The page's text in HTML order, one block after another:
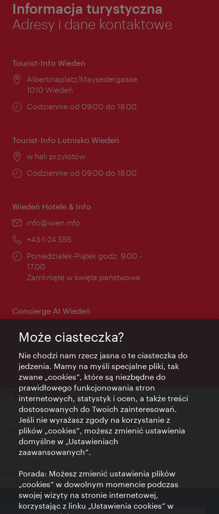
Informacja turystyczna
Adresy i dane kontaktowe
Tourist-Info Wiedeń
Miejsce:
Albertinaplatz/Maysedergasse
1010 Wiedeń
Godziny
Codziennie od 09.00 do 18.00
Tourist-Info Lotnisko Wiedeń
Miejsce:
w hali przylotów
Godziny
Codziennie od 09.00 do 18.00
Wiedeń Hotele & Info
E-
info@wien.info
Telefon:
+43-1-24 555
Godziny
otwarcia:
Poniedziałek-Piątek godz. 9.00 -
17.00
Zamknięte w święta państwowe
Concierge AI Wiedeń
Informacje przez całą dobę
Kontakt
Credits
Zgoda na przetwarzanie danych osobowych
Terms of Use
Dostępność
Ustawienia cookies
© Copyright Wien Tourismus
Może ciasteczka?
Nie chodzi nam rzecz jasna o te ciasteczka do
jedzenia. Mamy na myśli specjalne pliki, tak
zwane „cookies”, które są niezbędne do
prawidłowego funkcjonowania stron
internetowych, statystyk i ocen, a także treści
dostosowanych do Twoich zainteresowań.
Jeśli nie wyrażasz zgody na korzystanie z
plików „cookies”, możesz zmienić ustawienia
domyślne w „Ustawieniach
zaawansowanych”.
Porada: Możesz zmienić ustawienia plików
„cookies” w dowolnym momencie podczas
swojej wizyty na stronie internetowej,
korzystając z linku „Ustawienia cookies” w